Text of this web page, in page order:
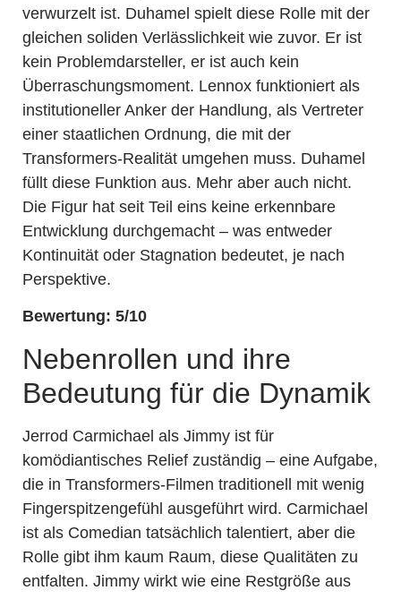
verwurzelt ist. Duhamel spielt diese Rolle mit der
gleichen soliden Verlässlichkeit wie zuvor. Er ist
kein Problemdarsteller, er ist auch kein
Überraschungsmoment. Lennox funktioniert als
institutioneller Anker der Handlung, als Vertreter
einer staatlichen Ordnung, die mit der
Transformers-Realität umgehen muss. Duhamel
füllt diese Funktion aus. Mehr aber auch nicht.
Die Figur hat seit Teil eins keine erkennbare
Entwicklung durchgemacht – was entweder
Kontinuität oder Stagnation bedeutet, je nach
Perspektive.
Bewertung: 5/10
Nebenrollen und ihre
Bedeutung für die Dynamik
Jerrod Carmichael als Jimmy ist für
komödiantisches Relief zuständig – eine Aufgabe,
die in Transformers-Filmen traditionell mit wenig
Fingerspitzengefühl ausgeführt wird. Carmichael
ist als Comedian tatsächlich talentiert, aber die
Rolle gibt ihm kaum Raum, diese Qualitäten zu
entfalten. Jimmy wirkt wie eine Restgröße aus